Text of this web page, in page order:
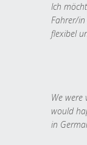
Ich
Fahrer/in
flexibel
We were
would
in